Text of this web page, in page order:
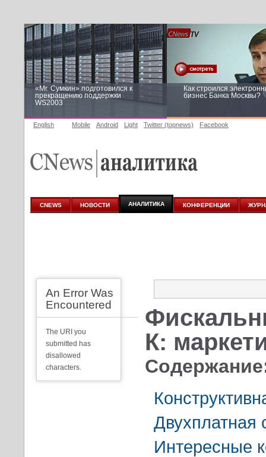
«Mr. Сумкин» подготовился к
прекращению поддержки
WS2003
Как строился
бизнес Банка Москвы?
аналитике
English Mobile Android Light Twitter (topnews) Facebook
CNEWS НОВОСТИ АНАЛИТИКА КОНФЕРЕНЦИИ
An Error Was
Encountered
The URI you
submitted has
disallowed
characters.
К:
Двухплатная
Интересные